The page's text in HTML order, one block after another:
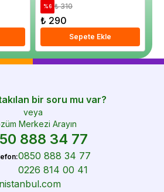
% 6 ₺ 310
₺ 290
Sepete Ekle
bir soru mu var?
veya
Merkezi Arayın
888 34 77
:0850 888 34 77
0226 814 00 41